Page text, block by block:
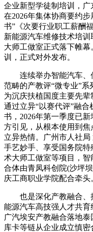
企业新型学徒制培训，
在2026年集体协商要约
书”《次要行业职工薪酬
新能源汽车维修技术培
大师工做室正式落下帷幕
训，正式对外发布。
连续举办智能汽车、
范畴的产教评“微专业”系
为沉庆扶植国度主要先辈
通过立异“以赛代评”融
书，2026年第一季度已
方引见，从根本使用到
立异热情。广州市人社
手艺妙手、享受国务院
术大师工做室等项目，
合体由青凤科创院(沙坪
庆工商职业学院配合牵头
也是深化产教融合、
能源汽车高技强人才共育
广汽埃安产教融合落地
库卡等链从企业成立慎